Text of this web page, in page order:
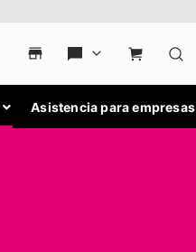
Asistencia para empresas